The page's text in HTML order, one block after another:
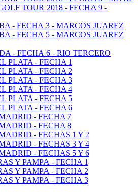
TOUR 2018 - FECHA 9 -
- FECHA 3 - MARCOS JUAREZ
- FECHA 5 - MARCOS JUAREZ
- FECHA 6 - RIO TERCERO
PLATA - FECHA 1
PLATA - FECHA 2
PLATA - FECHA 3
PLATA - FECHA 4
PLATA - FECHA 5
PLATA - FECHA 6
- FECHA 7
- FECHA 8
- FECHAS 1 Y 2
- FECHAS 3 Y 4
- FECHAS 5 Y 6
Y PAMPA - FECHA 1
Y PAMPA - FECHA 2
Y PAMPA - FECHA 3